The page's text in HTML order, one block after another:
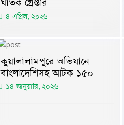
ঘাতক গ্রেপ্তার
৪ এপ্রিল, ২০২৬
কুয়ালালামপুরে অভিযানে
বাংলাদেশিসহ আটক ১৫০
১৪ জানুয়ারি, ২০২৬